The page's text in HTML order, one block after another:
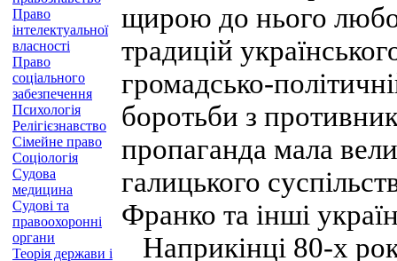
Право
інтелектуальної
власності
Право
соціального
забезпечення
Психологія
Релігієзнавство
Сімейне право
Соціологія
Судова
медицина
Судові та
правоохоронні
органи
Теорія держави і
щирою до нього
традицій
громадсько-
боротьби з
пропаганда мала
галицького
Франко та інші
Наприкінці 80-х